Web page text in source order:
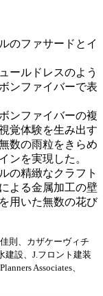
のファサードとイ
ールドレスのよう
ンファイバーで表
ンファイバーの複
覚体験を生み出す
数の雨粒をきらめ
ンを実現した。
の精緻なクラフト
よる金属加工の壁
用いた無数の花び
則、カザケーヴィチ
建設、J.フロント建装
Associates、